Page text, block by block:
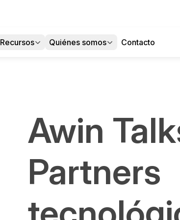
Recursos Quiénes somos Contacto
Awin
Partners